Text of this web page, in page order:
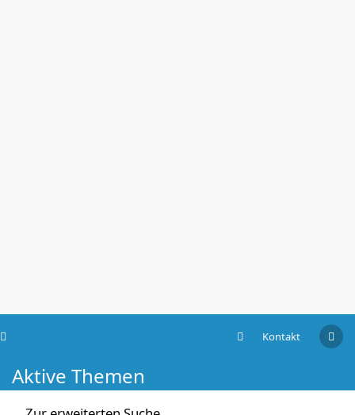
Kontakt
Aktive Themen